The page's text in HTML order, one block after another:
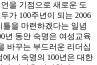
을 기점으로 새로운 도
가 100주년이 되는 2006
을 마련하겠다는 일념
년 동안 숙명은 여성교육
바꾸는 부드러운 리더십
서 숙명의 100년은 대한